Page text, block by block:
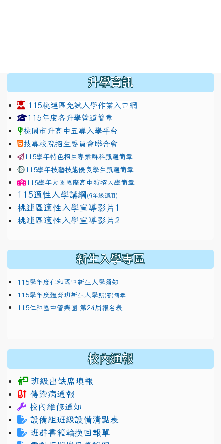
升學資訊
115桃連區免試入學作業入口網
link to https://www.jhjhs.tyc.edu.tw/modules/
115年度各升學管道簡章
桃園市升高中五專入學平台
技專校院招生委員會聯合會
115學年特色招生專業群科甄選簡章
115學年技藝技能優良學生甄選簡章
115學年大園國際高中特招入學簡章
115適性入學講綱 (9年級適用)
link to https://docs.google.com/presentation/d/
桃連區適性入學宣導影片1
link to https://docs.google.com/presentation/d/
桃連區適性入學宣導影片2
新生入學專區
115學年度仁和國中新生入學須知
115學年度體育班新生入學甄(審)簡章
115仁和國中管樂團 第24屆報名表
校內通報
班級出缺席填報
傳染病通報
校內維修通知
設備組班級設備清點表
班群書箱輪換回報單